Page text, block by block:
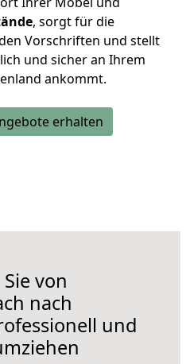
, sorgt für die
Vorschriften und stellt
und sicher an Ihrem
ankommt.
erhalten
von
nach
und